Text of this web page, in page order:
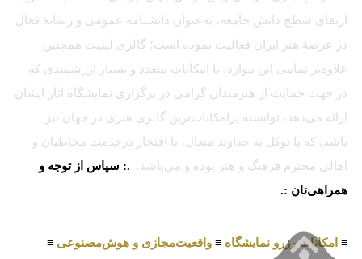
ارتقای سطح دانش جامعه، به‌عنوان دانشنامه عمومی و رسانهٔ فعال
در عرصهٔ هنر ایران فعالیت نموده است؛ گالری لیلیت همچنین
علاوه‌بر تمامی این موارد، با امکانات متعدد و بسیار ارزشمندی که
در جهت حمایت از هنرمندان گرامی در برگزاری نمایشگاه آثار ایشان
ارائه می‌دهد، توانسته پرامکانات‌ترین گالری هنری در جهان نیز
باشد، که با توکل به خداوند متعال، با افتخار درخدمت مخاطبان و
اهالی محترم فرهنگ و هنر بوده و می‌باشد. .: سپاس از توجه و
همراهی‌تان :.
≡ امکانات رزرو نمایشگاه ≡ واقعیت‌مجازی و هوش‌مصنوعی ≡